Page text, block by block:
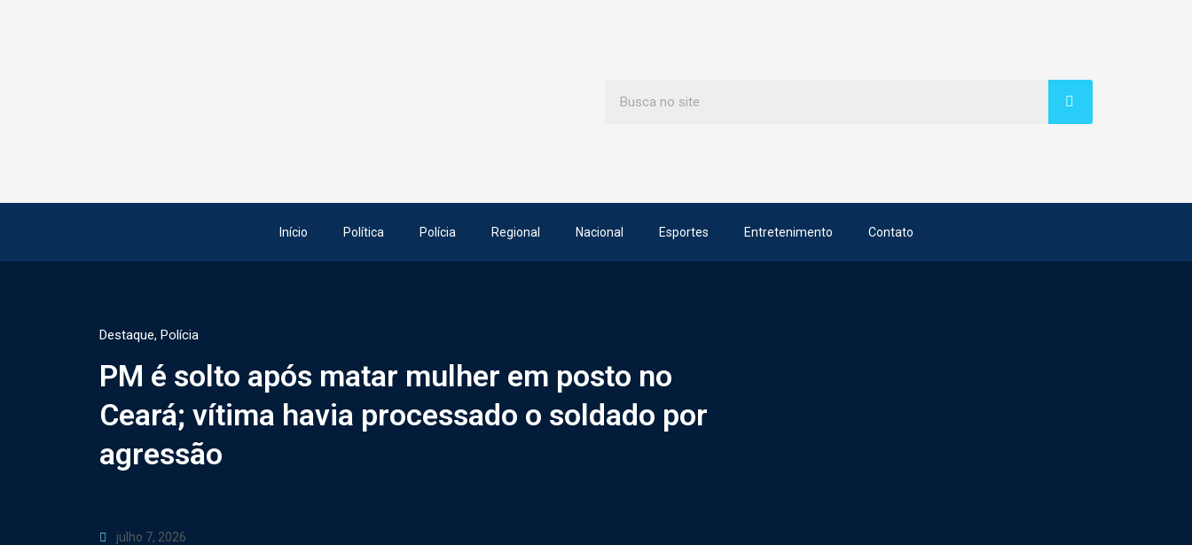
Início Política Polícia Regional Nacional Esportes Entretenimento Contato
Destaque, Polícia
PM é solto após matar mulher em posto no
Ceará; vítima havia processado o soldado por
agressão
julho 7, 2026